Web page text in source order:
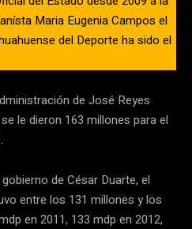
Maria Eugenia Campos el
del Deporte ha sido el
de José Reyes
le dieron 163 millones para el
de César Duarte, el
entre los 131 millones y los
en 2011, 133 mdp en 2012,